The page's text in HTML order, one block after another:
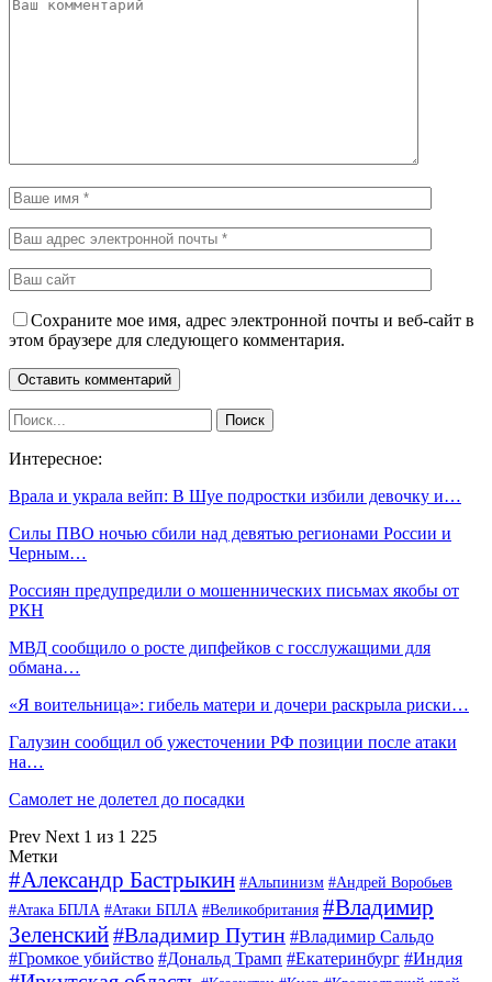
Сохраните мое имя, адрес электронной почты и веб-сайт в
этом браузере для следующего комментария.
Интересное:
Врала и украла вейп: В Шуе подростки избили девочку и…
Силы ПВО ночью сбили над девятью регионами России и
Черным…
Россиян предупредили о мошеннических письмах якобы от
РКН
МВД сообщило о росте дипфейков с госслужащими для
обмана…
«Я воительница»: гибель матери и дочери раскрыла риски…
Галузин сообщил об ужесточении РФ позиции после атаки
на…
Самолет не долетел до посадки
Prev Next 1 из 1 225
Метки
#Александр Бастрыкин #Альпинизм #Андрей Воробьев
#Атака БПЛА #Атаки БПЛА #Великобритания #Владимир
Зеленский#Владимир Путин #Владимир Сальдо
#Громкое убийство #Дональд Трамп #Екатеринбург #Индия